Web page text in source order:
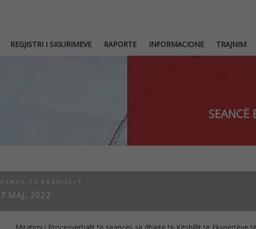
REGJISTRI I SIGURIMEVE RAPORTE INFORMACIONE TRAJNIM
TË KËSHILLIT
MAJ, 2022